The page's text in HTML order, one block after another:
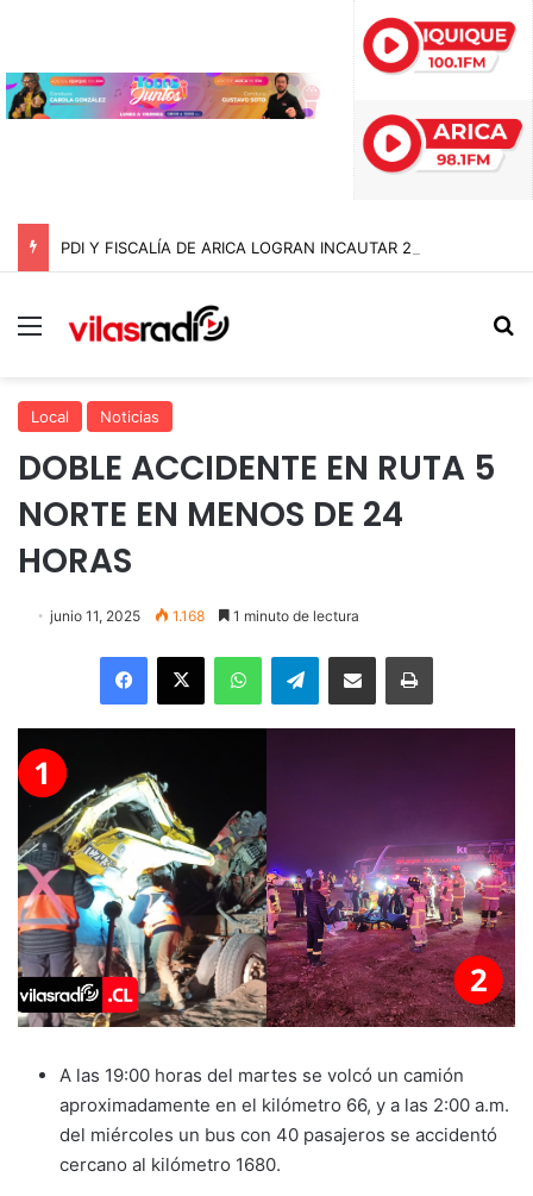
Menú
Local Noticias
DOBLE ACCIDENTE EN RUTA 5
NORTE EN MENOS DE 24
HORAS
junio 11, 2025 1.168 1 minuto de lectura
Facebook
X WhatsAppTelegramEnviar vía email Imprimir
A las 19:00 horas del martes se volcó un camión
aproximadamente en el kilómetro 66, y a las 2:00 a.m.
del miércoles un bus con 40 pasajeros se accidentó
cercano al kilómetro 1680.